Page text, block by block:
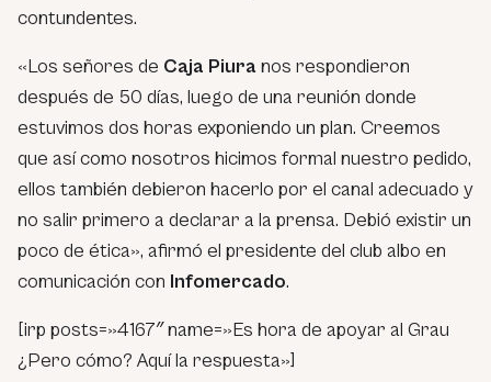
contundentes.
«Los señores de Caja Piura nos respondieron
después de 50 días, luego de una reunión donde
estuvimos dos horas exponiendo un plan. Creemos
que así como nosotros hicimos formal nuestro pedido,
ellos también debieron hacerlo por el canal adecuado y
no salir primero a declarar a la prensa. Debió existir un
poco de ética», afirmó el presidente del club albo en
comunicación con Infomercado.
[irp posts=»4167″ name=»Es hora de apoyar al Grau
¿Pero cómo? Aquí la respuesta»]